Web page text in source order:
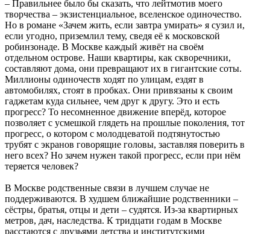
– Правильнее было бы сказать, что лейтмотив моего
творчества – экзистенциальное, вселенское одиночество.
Но в романе «Зачем жить, если завтра умирать» я сузил и,
если угодно, приземлил тему, сведя её к московской
робинзонаде. В Москве каждый живёт на своём
отдельном острове. Наши квартиры, как скворечники,
составляют дома, они превращают их в гигантские соты.
Миллионы одиночеств ходят по улицам, ездят в
автомобилях, стоят в пробках. Они привязаны к своим
гаджетам куда сильнее, чем друг к другу. Это и есть
прогресс? То несомненное движение вперёд, которое
позволяет с усмешкой глядеть на прошлые поколения, тот
прогресс, о котором с молодцеватой подтянутостью
трубят с экранов говорящие головы, заставляя поверить в
него всех? Но зачем нужен такой прогресс, если при нём
теряется человек?
В Москве родственные связи в лучшем случае не
поддерживаются. В худшем ближайшие родственники –
сёстры, братья, отцы и дети – судятся. Из-за квартирных
метров, дач, наследства. К тридцати годам в Москве
расстаются с друзьями детства и институтскими